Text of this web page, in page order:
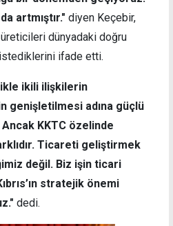
artmıştır." diyen Keçebir,
üreticileri dünyadaki doğru
ifade etti.
ikili ilişkilerin
genişletilmesi adına güçlü
KKTC özelinde
Ticareti geliştirmek
değil. Biz işin ticari
stratejik önemi
dedi.